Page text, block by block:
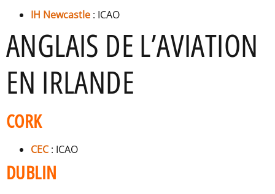
IH Newcastle : ICAO
ANGLAIS DE L’AVIATION
EN IRLANDE
CORK
CEC: ICAO
DUBLIN